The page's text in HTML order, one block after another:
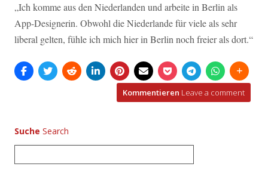
„Ich komme aus den Niederlanden und arbeite in Berlin als
App-Designerin. Obwohl die Niederlande für viele als sehr
liberal gelten, fühle ich mich hier in Berlin noch freier als dort.“
Kommentieren Leave a comment
Suche
u